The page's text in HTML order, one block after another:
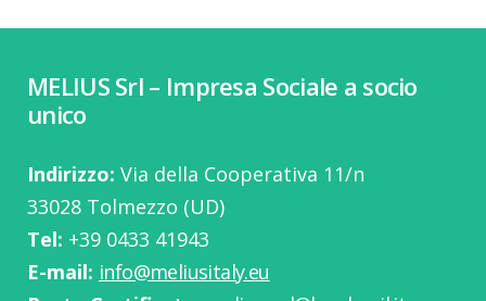
MELIUS Srl – Impresa Sociale a socio
unico
Indirizzo: Via della Cooperativa 11/n
33028 Tolmezzo (UD)
Tel: ‭+39 0433 41943
E-mail: info@meliusitaly.eu